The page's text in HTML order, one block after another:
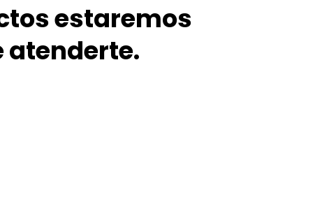
estaremos
atenderte.